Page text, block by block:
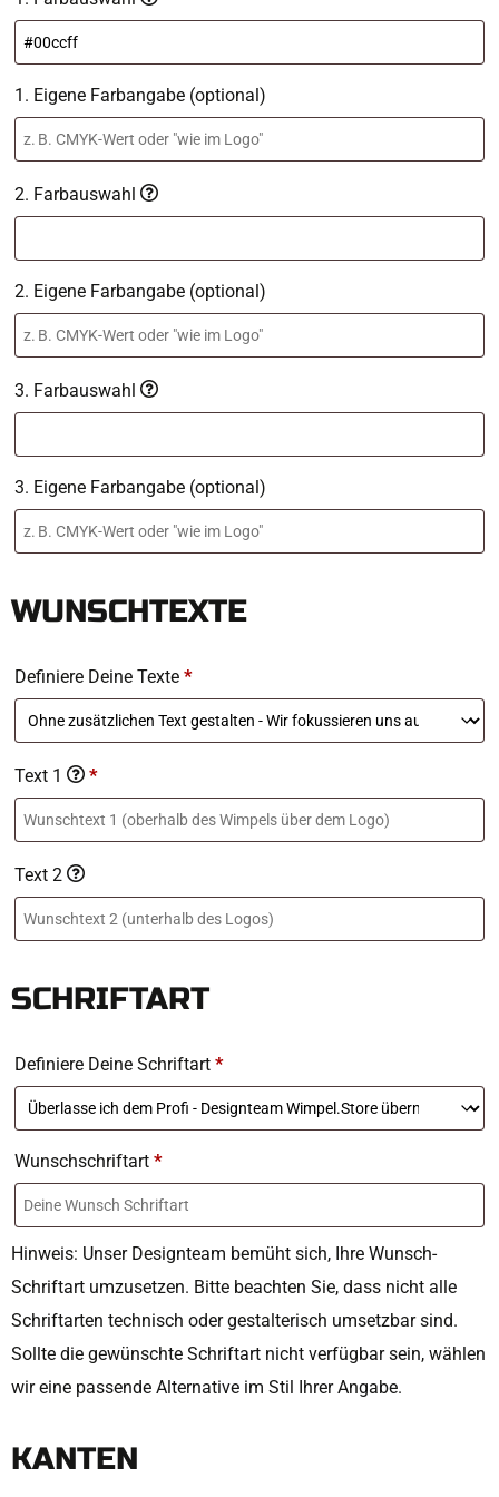
1. Eigene Farbangabe (optional)
2. Farbauswahl
2. Eigene Farbangabe (optional)
3. Farbauswahl
3. Eigene Farbangabe (optional)
WUNSCHTEXTE
Definiere Deine Texte *
Text 1 *
Text 2
SCHRIFTART
Definiere Deine Schriftart *
Wunschschriftart *
Hinweis: Unser Designteam bemüht sich, Ihre Wunsch-
Schriftart umzusetzen. Bitte beachten Sie, dass nicht alle
Schriftarten technisch oder gestalterisch umsetzbar sind.
Sollte die gewünschte Schriftart nicht verfügbar sein, wählen
wir eine passende Alternative im Stil Ihrer Angabe.
KANTEN